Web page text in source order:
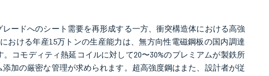
ードへのシート需要を再形成する一方、衝突構造体における高強
おける年産15万トンの生産能力は、無方向性電磁鋼板の国内調達
コモディティ熱延コイルに対して20〜30%のプレミアムが製鉄所
加の厳密な管理が求められます。超高強度鋼はまた、設計者が従